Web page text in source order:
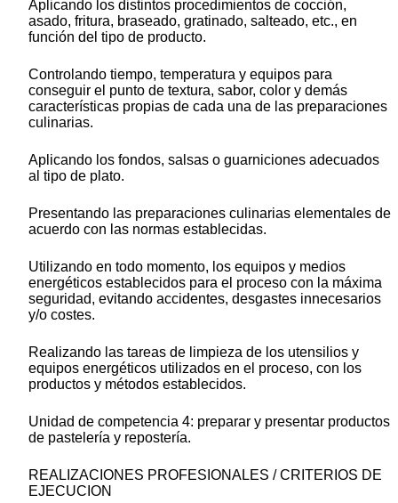
Aplicando los distintos procedimientos de cocción,
asado, fritura, braseado, gratinado, salteado, etc., en
función del tipo de producto.
Controlando tiempo, temperatura y equipos para
conseguir el punto de textura, sabor, color y demás
características propias de cada una de las preparaciones
culinarias.
Aplicando los fondos, salsas o guarniciones adecuados
al tipo de plato.
Presentando las preparaciones culinarias elementales de
acuerdo con las normas establecidas.
Utilizando en todo momento, los equipos y medios
energéticos establecidos para el proceso con la máxima
seguridad, evitando accidentes, desgastes innecesarios
y/o costes.
Realizando las tareas de limpieza de los utensilios y
equipos energéticos utilizados en el proceso, con los
productos y métodos establecidos.
Unidad de competencia 4: preparar y presentar productos
de pastelería y repostería.
REALIZACIONES PROFESIONALES / CRITERIOS DE
EJECUCION